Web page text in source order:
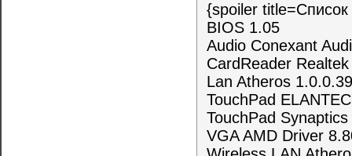
{spoiler
BIOS 1.05
Audio Conexant
CardReader
Lan Atheros
TouchPad
TouchPad
VGA AMD Driver